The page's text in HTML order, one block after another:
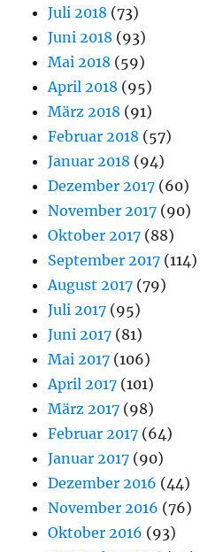
Juli 2018 (73)
Juni 2018 (93)
Mai 2018 (59)
April 2018 (95)
März 2018 (91)
Februar 2018 (57)
Januar 2018 (94)
Dezember 2017 (60)
November 2017 (90)
Oktober 2017 (88)
September 2017 (114)
August 2017 (79)
Juli 2017 (95)
Juni 2017 (81)
Mai 2017 (106)
April 2017 (101)
März 2017 (98)
Februar 2017 (64)
Januar 2017 (90)
Dezember 2016 (44)
November 2016 (76)
Oktober 2016 (93)